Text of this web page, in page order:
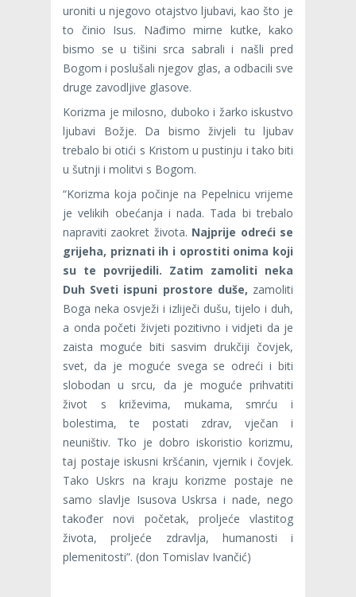
uroniti u njegovo otajstvo ljubavi, kao što je
to činio Isus. Nađimo mirne kutke, kako
bismo se u tišini srca sabrali i našli pred
Bogom i poslušali njegov glas, a odbacili sve
druge zavodljive glasove.
Korizma je milosno, duboko i žarko iskustvo
ljubavi Božje. Da bismo živjeli tu ljubav
trebalo bi otići s Kristom u pustinju i tako biti
u šutnji i molitvi s Bogom.
“Korizma koja počinje na Pepelnicu vrijeme
je velikih obećanja i nada. Tada bi trebalo
napraviti zaokret života. Najprije odreći se
grijeha, priznati ih i oprostiti onima koji
su te povrijedili. Zatim zamoliti neka
Duh Sveti ispuni prostore duše, zamoliti
Boga neka osvježi i izliječi dušu, tijelo i duh,
a onda početi živjeti pozitivno i vidjeti da je
zaista moguće biti sasvim drukčiji čovjek,
svet, da je moguće svega se odreći i biti
slobodan u srcu, da je moguće prihvatiti
život s križevima, mukama, smrću i
bolestima, te postati zdrav, vječan i
neuništiv. Tko je dobro iskoristio korizmu,
taj postaje iskusni kršćanin, vjernik i čovjek.
Tako Uskrs na kraju korizme postaje ne
samo slavlje Isusova Uskrsa i nade, nego
također novi početak, proljeće vlastitog
života, proljeće zdravlja, humanosti i
plemenitosti”. (don Tomislav Ivančić)